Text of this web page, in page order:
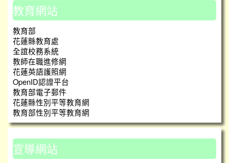
教育網站
教育部
花蓮縣教育處
全誼校務系統
教師在職進修網
花蓮英語護照網
OpenID認證平台
教育部電子郵件
花蓮縣性別平等教育網
教育部性別平等教育網
宣導網站